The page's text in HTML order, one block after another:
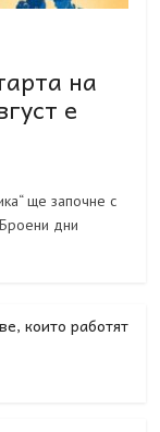
на
е
ще започне с
дни
които работят